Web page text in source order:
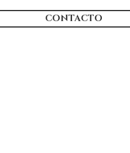
CONTACTO